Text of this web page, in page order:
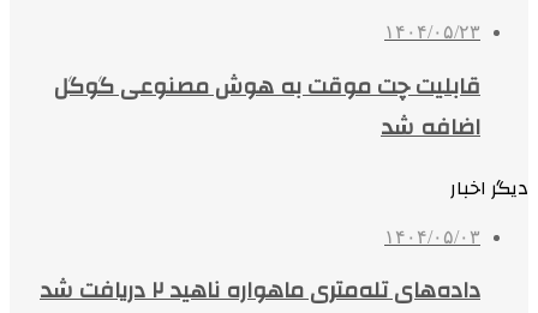
۱۴۰۴/۰۵/۲۳
قابلیت چت موقت به هوش مصنوعی گوگل
اضافه شد
دیگر اخبار
۱۴۰۴/۰۵/۰۳
داده‌های تله‌متری ماهواره ناهید ۲ دریافت شد